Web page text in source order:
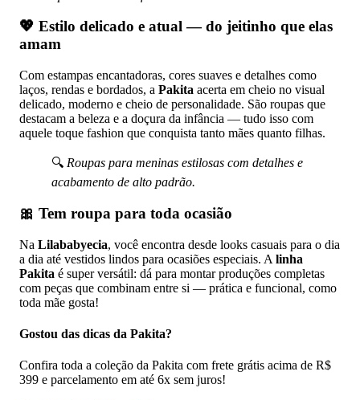
💖 Estilo delicado e atual — do jeitinho que elas
amam
Com estampas encantadoras, cores suaves e detalhes como
laços, rendas e bordados, a Pakita acerta em cheio no visual
delicado, moderno e cheio de personalidade. São roupas que
destacam a beleza e a doçura da infância — tudo isso com
aquele toque fashion que conquista tanto mães quanto filhas.
🔍 Roupas para meninas estilosas com detalhes e
acabamento de alto padrão.
🎀 Tem roupa para toda ocasião
Na Lilababyecia, você encontra desde looks casuais para o dia
a dia até vestidos lindos para ocasiões especiais. A linha
Pakita é super versátil: dá para montar produções completas
com peças que combinam entre si — prática e funcional, como
toda mãe gosta!
Gostou das dicas da Pakita?
Confira toda a coleção da Pakita com frete grátis acima de R$
399 e parcelamento em até 6x sem juros!